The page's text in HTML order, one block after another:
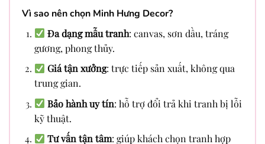
Vì sao nên chọn Minh Hưng Decor?
Đa dạng mẫu tranh: canvas, sơn dầu, tráng
gương, phong thủy.
Giá tận xưởng: trực tiếp sản xuất, không qua
trung gian.
Bảo hành uy tín: hỗ trợ đổi trả khi tranh bị lỗi
kỹ thuật.
Tư vấn tận tâm: giúp khách chọn tranh hợp